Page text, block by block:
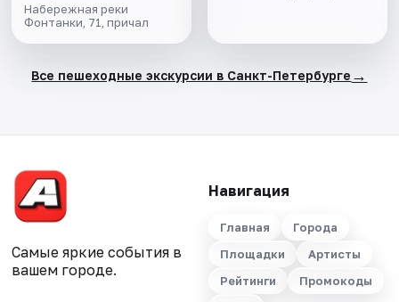
Набережная реки
Фонтанки, 71, причал
Все пешеходные экскурсии в Санкт-Петербурге →
Самые яркие события в
вашем городе.
Навигация
Главная
Города
Площадки
Артисты
Рейтинги
Промокоды